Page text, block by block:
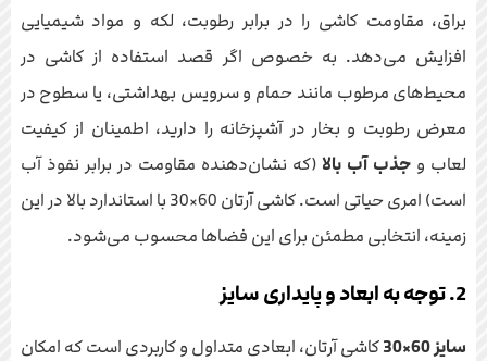
براق، مقاومت کاشی را در برابر رطوبت، لکه و مواد شیمیایی
افزایش می‌دهد. به خصوص اگر قصد استفاده از کاشی در
محیط‌های مرطوب مانند حمام و سرویس بهداشتی، یا سطوح در
معرض رطوبت و بخار در آشپزخانه را دارید، اطمینان از کیفیت
لعاب و جذب آب بالا(که نشان‌دهنده مقاومت در برابر نفوذ آب
است) امری حیاتی است. کاشی آرتان 60×30 با استاندارد بالا در این
زمینه، انتخابی مطمئن برای این فضاها محسوب می‌شود.
2. توجه به ابعاد و پایداری سایز
سایز 60×30
کاشی آرتان، ابعادی متداول و کاربردی است که امکان